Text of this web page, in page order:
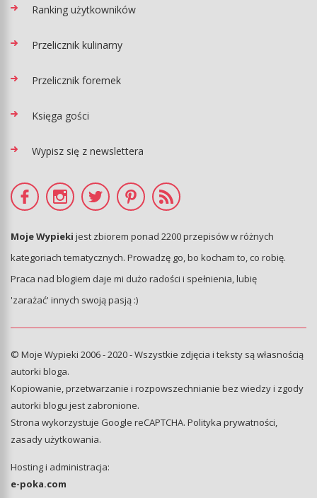
Ranking użytkowników
Przelicznik kulinarny
Przelicznik foremek
Księga gości
Wypisz się z newslettera
Moje Wypieki jest zbiorem ponad 2200 przepisów w różnych
kategoriach tematycznych. Prowadzę go, bo kocham to, co robię.
Praca nad blogiem daje mi dużo radości i spełnienia, lubię
'zarażać' innych swoją pasją :)
© Moje Wypieki 2006 - 2020 - Wszystkie zdjęcia i teksty są własnością
autorki bloga.
Kopiowanie, przetwarzanie i rozpowszechnianie bez wiedzy i zgody
autorki blogu jest zabronione.
Strona wykorzystuje Google reCAPTCHA. Polityka prywatności,
zasady użytkowania.
Hosting i administracja:
e-poka.com